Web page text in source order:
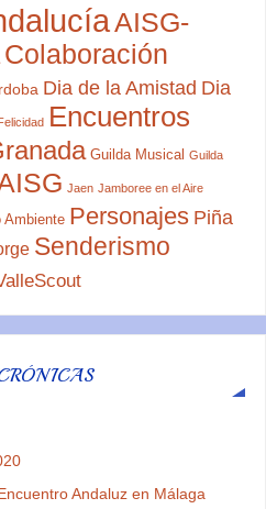
AISG-
Colaboración
Dia de la Amistad Dia
Encuentros
Guilda Musical Guilda
Jaen Jamboree en el Aire
Ambiente Personajes Piña
Senderismo
Andaluz en Málaga